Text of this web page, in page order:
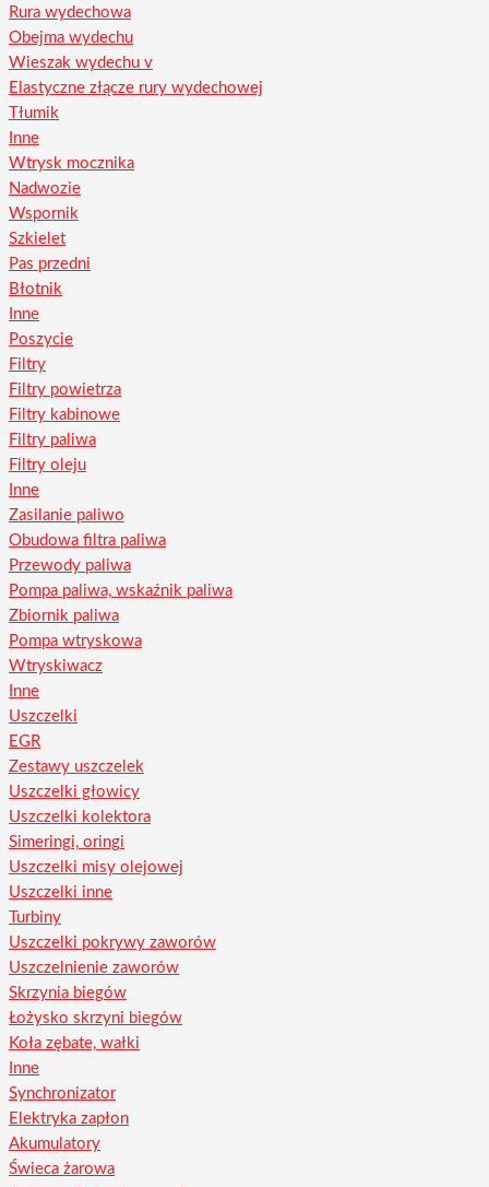
Rura wydechowa
Obejma wydechu
Wieszak wydechu v
Elastyczne złącze rury wydechowej
Tłumik
Inne
Wtrysk mocznika
Nadwozie
Wspornik
Szkielet
Pas przedni
Błotnik
Inne
Poszycie
Filtry
Filtry powietrza
Filtry kabinowe
Filtry paliwa
Filtry oleju
Inne
Zasilanie paliwo
Obudowa filtra paliwa
Przewody paliwa
Pompa paliwa, wskaźnik paliwa
Zbiornik paliwa
Pompa wtryskowa
Wtryskiwacz
Inne
Uszczelki
EGR
Zestawy uszczelek
Uszczelki głowicy
Uszczelki kolektora
Simeringi, oringi
Uszczelki misy olejowej
Uszczelki inne
Turbiny
Uszczelki pokrywy zaworów
Uszczelnienie zaworów
Skrzynia biegów
Łożysko skrzyni biegów
Koła zębate, wałki
Inne
Synchronizator
Elektryka zapłon
Akumulatory
Świeca żarowa